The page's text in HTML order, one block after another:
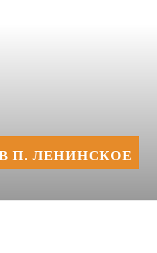
П. ЛЕНИНСКОЕ